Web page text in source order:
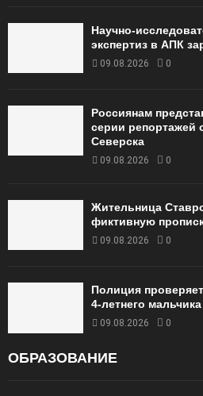
Научно-
экспертиз в АПК
09.08.2026 0
Россиянам
серии репортажей
Северска
09.08.2026 0
Жительница
фиктивную
09.08.2026 0
Полиция
4-летнего
09.08.2026 0
ОБРАЗОВАНИЕ